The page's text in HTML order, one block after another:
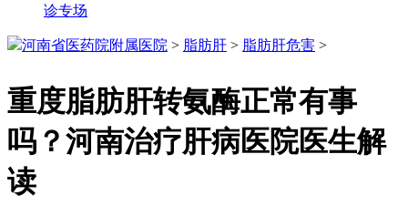
诊专场
河南省医药院附属医院 > 脂肪肝 > 脂肪肝危害 >
重度脂肪肝转氨酶正常有事
吗？河南治疗肝病医院医生解
读